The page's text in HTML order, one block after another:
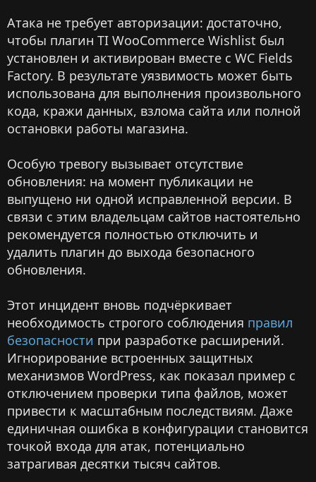
Атака не требует авторизации: достаточно,
чтобы плагин TI WooCommerce Wishlist был
установлен и активирован вместе с WC Fields
Factory. В результате уязвимость может быть
использована для выполнения произвольного
кода, кражи данных, взлома сайта или полной
остановки работы магазина.
Особую тревогу вызывает отсутствие
обновления: на момент публикации не
выпущено ни одной исправленной версии. В
связи с этим владельцам сайтов настоятельно
рекомендуется полностью отключить и
удалить плагин до выхода безопасного
обновления.
Этот инцидент вновь подчёркивает
необходимость строгого соблюдения правил
безопасности при разработке расширений.
Игнорирование встроенных защитных
механизмов WordPress, как показал пример с
отключением проверки типа файлов, может
привести к масштабным последствиям. Даже
единичная ошибка в конфигурации становится
точкой входа для атак, потенциально
затрагивая десятки тысяч сайтов.